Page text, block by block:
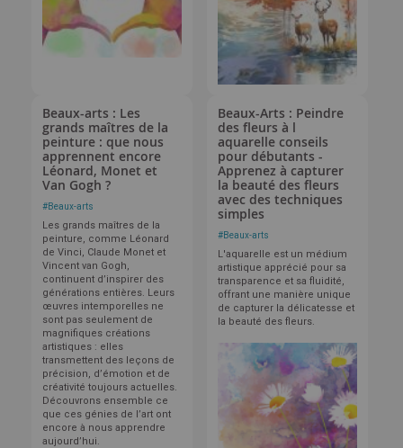
Beaux-arts : Les
grands maîtres de la
peinture : que nous
apprennent encore
Léonard, Monet et
Van Gogh ?
#Beaux-arts
Les grands maîtres de la
peinture, comme Léonard
de Vinci, Claude Monet et
Vincent van Gogh,
continuent d’inspirer des
générations entières. Leurs
œuvres intemporelles ne
sont pas seulement de
magnifiques créations
artistiques : elles
transmettent des leçons de
précision, d’émotion et de
créativité toujours actuelles.
Découvrons ensemble ce
que ces génies de l’art ont
encore à nous apprendre
aujourd’hui.
Beaux-Arts : Peindre
des fleurs à l
aquarelle conseils
pour débutants -
Apprenez à capturer
la beauté des fleurs
avec des techniques
simples
#Beaux-arts
L'aquarelle est un médium
artistique apprécié pour sa
transparence et sa fluidité,
offrant une manière unique
de capturer la délicatesse et
la beauté des fleurs.